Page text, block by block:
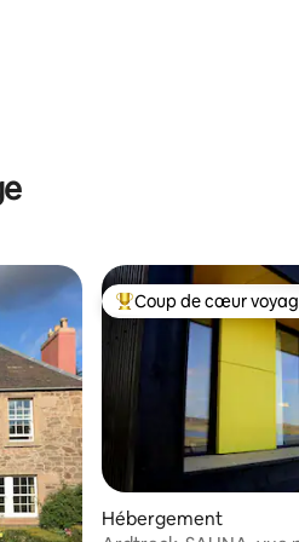
appréciés Coups de cœur
Coup de cœur
Hébergement